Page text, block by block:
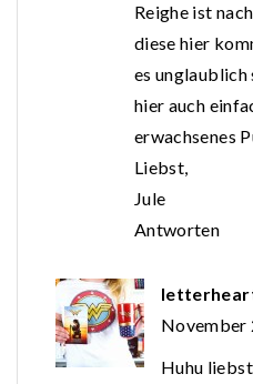
Reighe ist
diese hier
es unglaublich
hier auch
erwachsenes
Liebst,
Jule
Antworten
November
Huhu